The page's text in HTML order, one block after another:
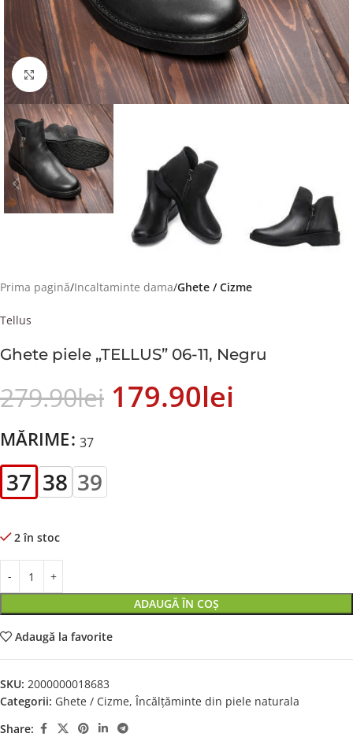
Faceți click pentru a mări
Prima pagină Incaltaminte dama Ghete / Cizme
Tellus
Ghete piele „TELLUS” 06-11, Negru
279.90Lei 179.90Lei
MĂRIME 37
37 38 39
2 în stoc
ADAUGĂ ÎN COȘ
Adaugă la favorite
SKU: 2000000018683
Categorii: Ghete / Cizme, Încălțăminte din piele naturala
Share: